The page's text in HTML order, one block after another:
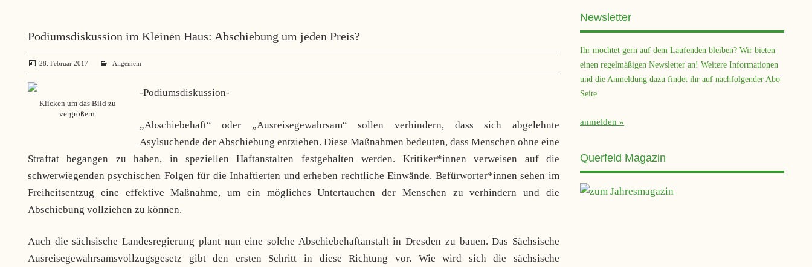
Podiumsdiskussion im Kleinen Haus: Abschiebung um jeden Preis?
28. Februar 2017 administrator
Allgemein
Klicken um das Bild zu
vergrößern.
-Podiumsdiskussion-
„Abschiebehaft“ oder „Ausreisegewahrsam“ sollen verhindern, dass sich abgelehnte
Asylsuchende der Abschiebung entziehen. Diese Maßnahmen bedeuten, dass Menschen ohne eine
Straftat begangen zu haben, in speziellen Haftanstalten festgehalten werden. Kritiker*innen verweisen auf die
schwerwiegenden psychischen Folgen für die Inhaftierten und erheben rechtliche Einwände. Befürworter*innen sehen im
Freiheitsentzug eine effektive Maßnahme, um ein mögliches Untertauchen der Menschen zu verhindern und die
Abschiebung vollziehen zu können.
Auch die sächsische Landesregierung plant nun eine solche Abschiebehaftanstalt in Dresden zu bauen. Das Sächsische
Ausreisegewahrsamsvollzugsgesetz gibt den ersten Schritt in diese Richtung vor. Wie wird sich die sächsische
Newsletter
Ihr möchtet gern auf dem Laufenden bleiben? Wir bieten
einen regelmäßigen Newsletter an! Weitere Informationen
und die Anmeldung dazu findet ihr auf nachfolgender Abo-
Seite.
anmelden
Querfeld Magazin